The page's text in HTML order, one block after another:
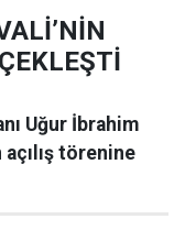
Uğur İbrahim
törenine